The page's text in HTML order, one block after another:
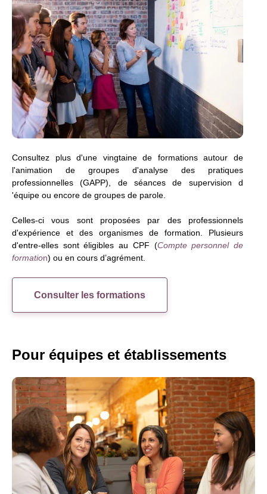
Consultez plus d'une vingtaine de formations autour de
l'animation de groupes d'analyse des pratiques
professionnelles (GAPP), de séances de supervision d
'équipe ou encore de groupes de parole.
Celles-ci vous sont proposées par des professionnels
d'expérience et des organismes de formation. Plusieurs
d'entre-elles sont éligibles au CPF (Compte personnel de
formation) ou en cours d’agrément.
Consulter les formations
Pour équipes et établissements